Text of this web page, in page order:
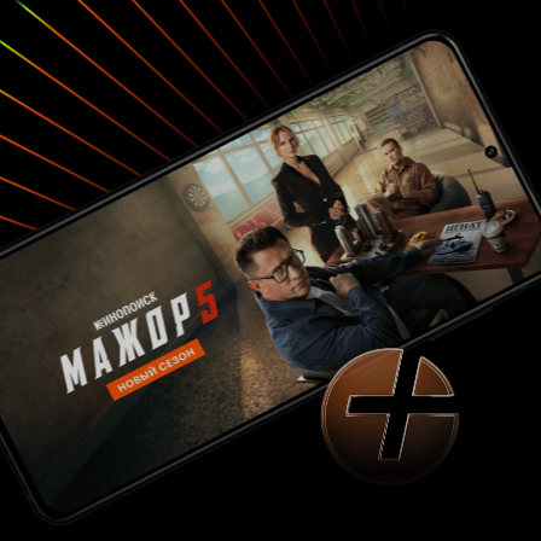
затрагивает в своем произведении Сергей
Михалков, думаю, лично знакомый с не одной
похожей ситуации.- Раиса Павловна, а где у
Вас маленький Левитан? Он висел у папы в
кабинете. Теперь на его месте висит какая-то
фотография ... А вообще... По степени
язвительности этот сюжет был бы идеален для
Рязанова 70-х. Он точно пригласил бы и
Басилашвили, и Миронова. В формате
скромного телеспектакля этой истории 'тесно'.
Впрочем, даже предложенные актеры
неимоверно точны. Леонид Филатов иронично
абстрагируется из 'крысиных бегов' за
наследство. А очаровательная Нонна
Терентьева показывает как раз вопиющее
корыстолюбие. Петр Щербаков внешне вполне
корректный адвокат, который видимо более
всех и печется о 'должном распределении'
имущества. А Николай Засухин, сыгравший
юбиляра, очаровывает своей безусловной
быть раскрыта масштабнее. Тут она лишь
очерчена. Без сомнения должен быть